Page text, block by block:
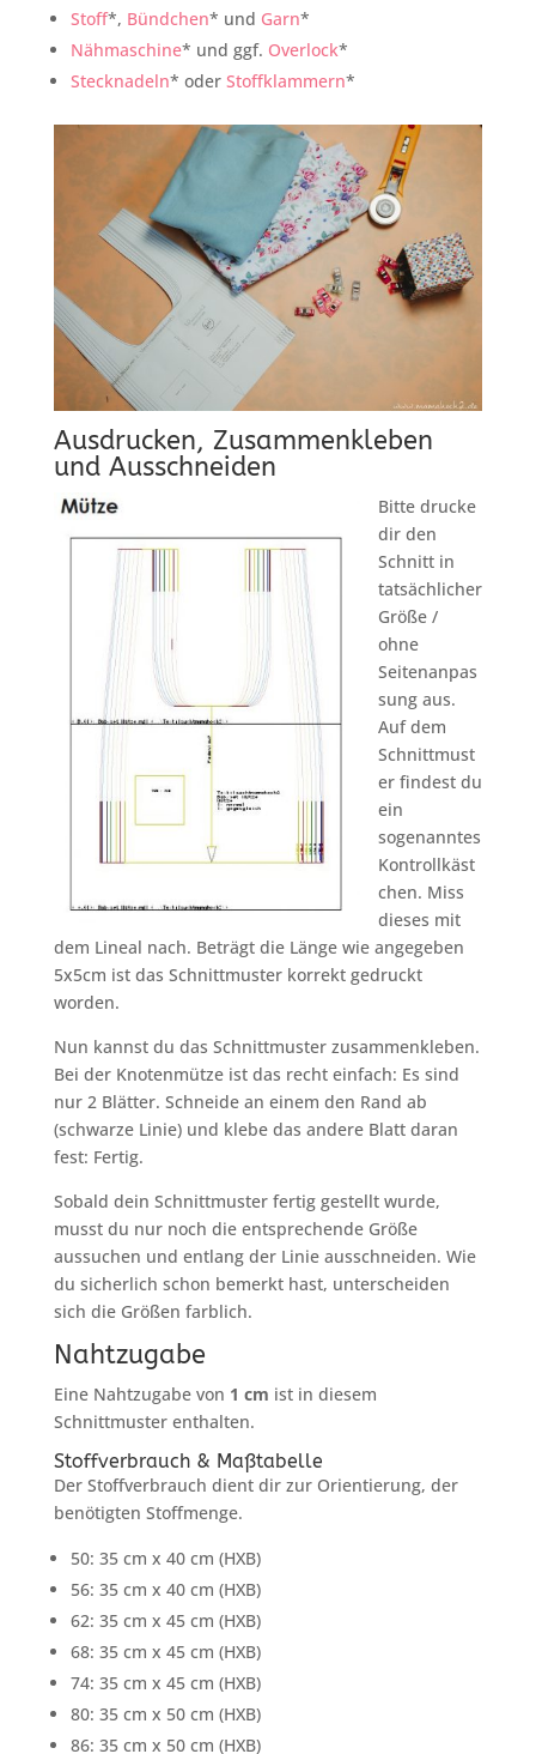
Stoff*, Bündchen* und Garn*
Nähmaschine* und ggf. Overlock*
Stecknadeln* oder Stoffklammern*
Ausdrucken, Zusammenkleben
und Ausschneiden
Bitte drucke
dir den
Schnitt in
tatsächlicher
Größe /
ohne
Seitenanpas
sung aus.
Auf dem
Schnittmust
er findest du
ein
sogenanntes
Kontrollkäst
chen. Miss
dieses mit
dem Lineal nach. Beträgt die Länge wie angegeben
5x5cm ist das Schnittmuster korrekt gedruckt
worden.
Nun kannst du das Schnittmuster zusammenkleben.
Bei der Knotenmütze ist das recht einfach: Es sind
nur 2 Blätter. Schneide an einem den Rand ab
(schwarze Linie) und klebe das andere Blatt daran
fest: Fertig.
Sobald dein Schnittmuster fertig gestellt wurde,
musst du nur noch die entsprechende Größe
aussuchen und entlang der Linie ausschneiden. Wie
du sicherlich schon bemerkt hast, unterscheiden
sich die Größen farblich.
Nahtzugabe
Eine Nahtzugabe von 1 cm ist in diesem
Schnittmuster enthalten.
Stoffverbrauch & Maßtabelle
Der Stoffverbrauch dient dir zur Orientierung, der
benötigten Stoffmenge.
50: 35 cm x 40 cm (HXB)
56: 35 cm x 40 cm (HXB)
62: 35 cm x 45 cm (HXB)
68: 35 cm x 45 cm (HXB)
74: 35 cm x 45 cm (HXB)
80: 35 cm x 50 cm (HXB)
86: 35 cm x 50 cm (HXB)